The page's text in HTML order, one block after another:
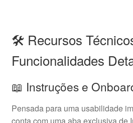
🛠️ Recursos
Funcionalidades
📖 Instruções e
Pensada para uma usabilidade
conta com uma aba exclusiva de